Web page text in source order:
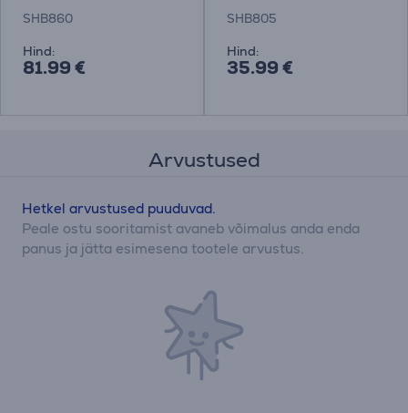
Saumikser
SHB860
Hind:
81.99 €
Saumikser
SHB805
Hind:
35.99 €
Arvustused
Hetkel arvustused puuduvad.
Peale ostu sooritamist avaneb võimalus anda enda
panus ja jätta esimesena tootele arvustus.